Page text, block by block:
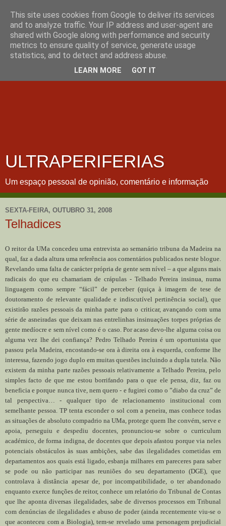
ULTRAPERIFERIAS
Um espaço pessoal de opinião, comentário e informação
SEXTA-FEIRA, OUTUBRO 31, 2008
Telhadices
O reitor da UMa concedeu uma entrevista ao semanário tribuna da Madeira na
qual, faz a dada altura uma referência aos comentários publicados neste blogue.
Revelando uma falta de carácter própria de gente sem nível – a que alguns mais
radicais do que eu chamariam de crápulas - Telhado Pereira insinua, numa
linguagem como sempre “fácil” de perceber (quiça à imagem de tese de
doutoramento de relevante qualidade e indiscutível pertinência social), que
existirão razões pessoais da minha parte para o criticar, avançando com uma
série de asneiradas que deixam nas entrelinhas insinuações torpes próprias de
gente medíocre e sem nível como é o caso. Por acaso devo-lhe alguma coisa ou
alguma vez lhe dei confiança? Pedro Telhado Pereira é um oportunista que
passou pela Madeira, encostando-se ora à direita ora à esquerda, conforme lhe
interessa, fazendo jogo duplo em muitas questões incluindo a dupla tutela. Não
existem da minha parte razões pessoais relativamente a Telhado Pereira, pelo
simples facto de que me estou borrifando para o que ele pensa, diz, faz ou
beneficia e porque nunca tive, nem quero - e fugirei como o ”diabo da cruz” de
tal perspectiva… - qualquer tipo de relacionamento institucional com
semelhante pessoa. TP tenta esconder o sol com a peneira, mas conhece todas
as situações de absoluto compadrio na UMa, protege quem lhe convém, serve e
apoia, perseguiu e despediu docentes, pronunciou-se sobre o curriculum
académico, de forma indigna, de docentes que depois afastou porque via neles
potenciais obstáculos às suas ambições, sabe das ilegalidades cometidas em
departamentos aos quais está ligado, esbanja milhares em pareceres para saber
se pode ou não participar nas reuniões do seu departamento (DGE), que
controlava à distância apesar de, por incompatibilidade, o ter abandonado
enquanto exerce funções de reitor, conhece um relatório do Tribunal de Contas
que lhe aponta diversas ilegalidades, sabe de diversos processos em Tribunal
com denúncias de ilegalidades e abuso de poder (ainda recentemente viu-se o
que aconteceu com a Biologia), tem-se revelado uma personagem prejudicial
This site uses cookies from Google to deliver its services
and to analyze traffic. Your IP address and user-agent are
shared with Google along with performance and security
metrics to ensure quality of service, generate usage
statistics, and to detect and address abuse.
LEARN MORE GOT IT